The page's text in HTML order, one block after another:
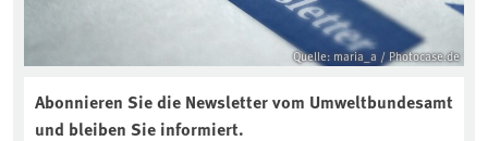
Quelle: maria_a / Photocase.de
Abonnieren Sie die Newsletter vom Umweltbundesamt
und bleiben Sie informiert.